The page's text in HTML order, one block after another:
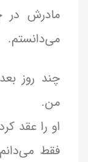
مادرش در
می‌دانستم.
چند روز
من.
او را عقد
فقط